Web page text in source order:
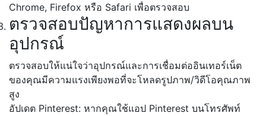
Chrome, Firefox หรือ Safari เพื่อตรวจสอบ
ตรวจสอบปัญหาการแสดงผลบน
อุปกรณ์
ตรวจสอบให้แน่ใจว่าอุปกรณ์และการเชื่อมต่ออินเทอร์เน็ต
ของคุณมีความแรงเพียงพอที่จะโหลดรูปภาพ/วิดีโอคุณภาพ
สูง
อัปเดต Pinterest: หากคุณใช้แอป Pinterest บนโทรศัพท์